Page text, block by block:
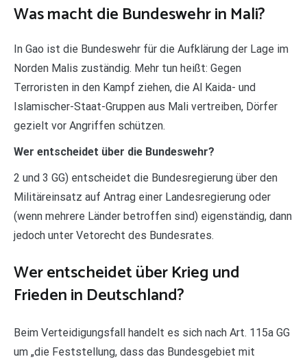
Was macht die Bundeswehr in Mali?
In Gao ist die Bundeswehr für die Aufklärung der Lage im
Norden Malis zuständig. Mehr tun heißt: Gegen
Terroristen in den Kampf ziehen, die Al Kaida- und
Islamischer-Staat-Gruppen aus Mali vertreiben, Dörfer
gezielt vor Angriffen schützen.
Wer entscheidet über die Bundeswehr?
2 und 3 GG) entscheidet die Bundesregierung über den
Militäreinsatz auf Antrag einer Landesregierung oder
(wenn mehrere Länder betroffen sind) eigenständig, dann
jedoch unter Vetorecht des Bundesrates.
Wer entscheidet über Krieg und
Frieden in Deutschland?
Beim Verteidigungsfall handelt es sich nach Art. 115a GG
um „die Feststellung, dass das Bundesgebiet mit